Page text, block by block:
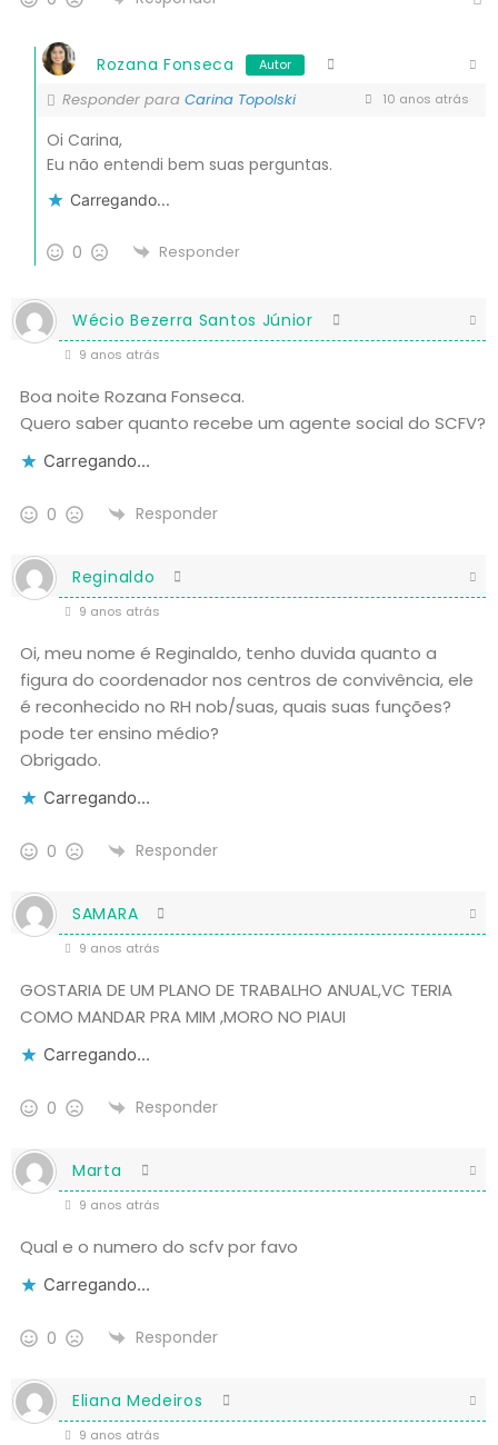
Rozana Fonseca Autor
Responder para Carina Topolski 10 anos atrás
Oi Carina,
Eu não entendi bem suas perguntas.
Carregando...
0 Responder
Wécio Bezerra Santos Júnior
9 anos atrás
Boa noite Rozana Fonseca.
Quero saber quanto recebe um agente social do SCFV?
Carregando...
0 Responder
Reginaldo
9 anos atrás
Oi, meu nome é Reginaldo, tenho duvida quanto a
figura do coordenador nos centros de convivência, ele
é reconhecido no RH nob/suas, quais suas funções?
pode ter ensino médio?
Obrigado.
Carregando...
0 Responder
SAMARA
9 anos atrás
GOSTARIA DE UM PLANO DE TRABALHO ANUAL,VC TERIA
COMO MANDAR PRA MIM ,MORO NO PIAUI
Carregando...
0 Responder
Marta
9 anos atrás
Qual e o numero do scfv por favo
Carregando...
0 Responder
Eliana Medeiros
9 anos atrás